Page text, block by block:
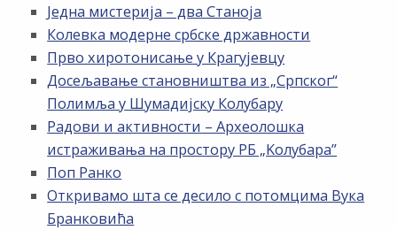
Једна мистерија – два Станоја
Колевка модерне србске државности
Прво хиротонисање у Крагујевцу
Досељавање становништва из „Српског“
Полимља у Шумадијску Колубару
Радови и активности – Археолошка
истраживања на простору РБ „Kолубара”
Поп Ранко
Откривамо шта се десило с потомцима Вука
Бранковића